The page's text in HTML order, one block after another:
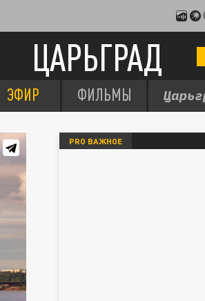
ЦАРЬГРАД
ЭФИР ФИЛЬМЫ
PRO ВАЖНОЕ